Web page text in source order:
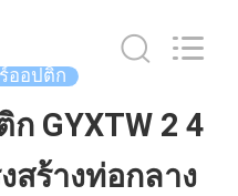
ออปติก
GYXTW 2 4
สร้างท่อกลาง